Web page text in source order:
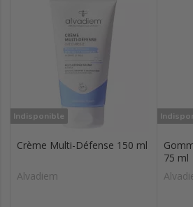
Indisponible
Crème Multi-Défense 150 ml
Alvadiem
75 ml